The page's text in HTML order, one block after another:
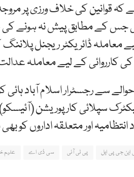
قوانین کی خلاف ورزی پر
کے مطابق پیش نہ ہونے کی
لیے معاملہ ڈائریکٹر ریجنل
کی کارروائی کے لیے معاملہ
سے رجسٹرار اسلام آباد ہائی
الیکٹرک سپلائی کارپوریشن
انتظامیہ اور متعلقہ اداروں کو
این جی پی ایل پی ٹی آئی سی ڈی اے علیم